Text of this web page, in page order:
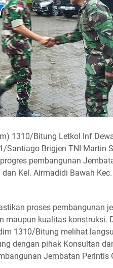
1310/Bitung Letkol Inf
Santiago Brigjen TNI Martin
pembangunan
Kel. Airmadidi Bawah
proses pembangunan
maupun kualitas konstruksi.
1310/Bitung melihat
dengan pihak Konsultan
Jembatan Perintis